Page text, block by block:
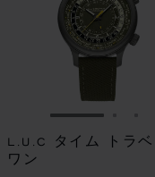
スライドに移
L.U.C タイム トラベ
ワン